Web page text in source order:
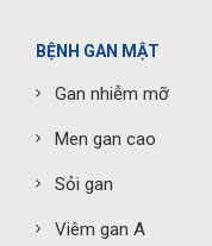
BỆNH GAN MẬT
Gan nhiễm mỡ
Men gan cao
Sỏi gan
Viêm gan A